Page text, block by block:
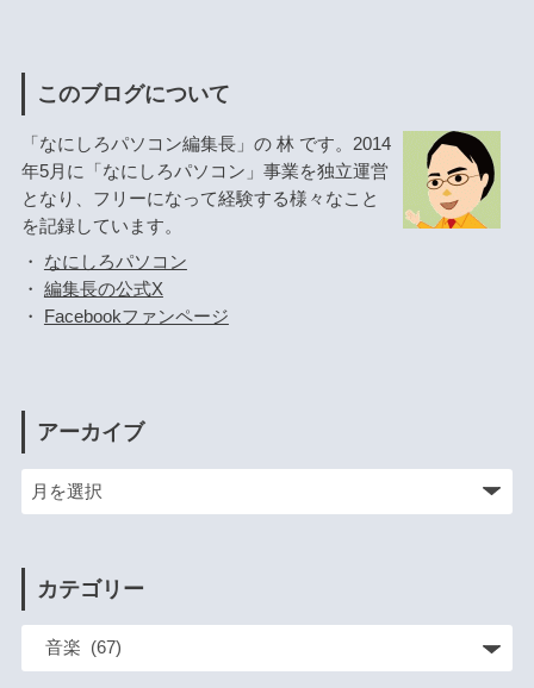
このブログについて
「なにしろパソコン編集長」の 林 です。2014
年5月に「なにしろパソコン」事業を独立運営
となり、フリーになって経験する様々なこと
を記録しています。
・ なにしろパソコン
・ 編集長の公式X
・
Facebookファンページ
アーカイブ
カテゴリー